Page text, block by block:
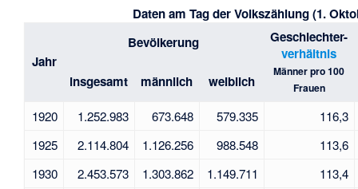
Daten am Tag der Volkszählung (1.
Jahr
Bevölkerung
Geschlechter-
verhältnis
Männer pro 100
Frauen
insgesamt männlich weiblich
1920 1.252.983 673.648 579.335
116,3
1925
2.114.804 1.126.256 988.548
113,6
1930
2.453.573 1.303.862 1.149.711
113,4